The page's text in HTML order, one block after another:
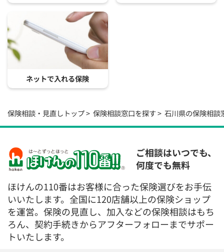
ネットで入れる保険
保険相談・見直しトップ 保険相談窓口を探す 石川県の保険相談
ご相談はいつでも、
何度でも無料
ほけんの110番はお客様に合った保険選びをお手伝
いいたします。全国に120店舗以上の保険ショップ
を運営。保険の見直し、加入などの保険相談はもち
ろん、契約手続きからアフターフォローまでサポー
トいたします。